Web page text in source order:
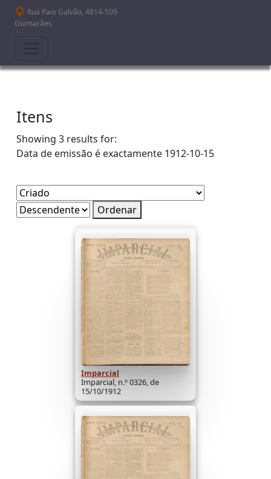
Passar para o conteúdo principal
Rua Paio Galvão, 4814-509
Guimarães
Itens
Showing 3 results for:
Data de emissão é exactamente 1912-10-15
Ordenar
Imparcial
Imparcial, n.º 0326, de
15/10/1912